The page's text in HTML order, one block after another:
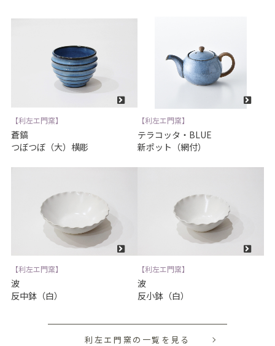
【利左エ門窯】
蒼鎬
つぼつぼ（大）横彫
【利左エ門窯】
テラコッタ・BLUE
新ポット（網付）
【利左エ門窯】
波
反中鉢（白）
【利左エ門窯】
波
反小鉢（白）
利左エ門窯の一覧を見る